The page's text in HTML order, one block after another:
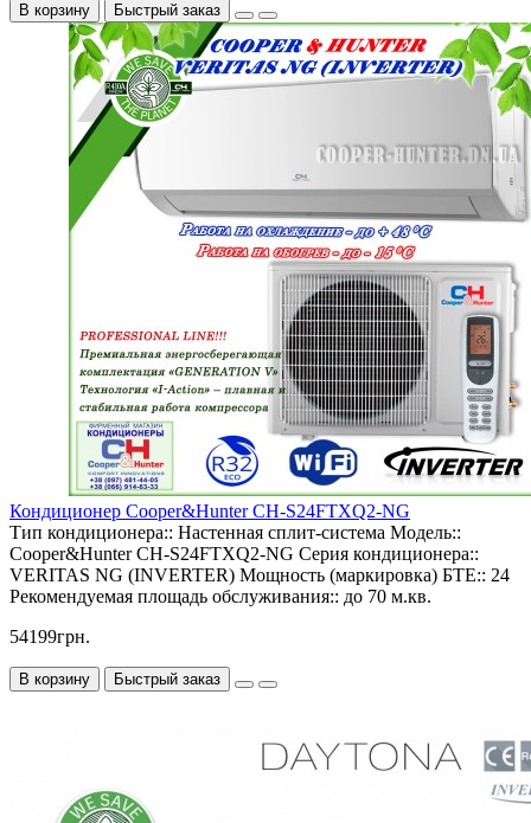
В корзину Быстрый заказ
Кондиционер Cooper&Hunter CH-S24FTXQ2-NG
Тип кондиционера:: Настенная сплит-система Модель::
Cooper&Hunter CH-S24FTXQ2-NG Серия кондиционера::
VERITAS NG (INVERTER) Мощность (маркировка) БТЕ:: 24
Рекомендуемая площадь обслуживания:: до 70 м.кв.
54199грн.
В корзину Быстрый заказ